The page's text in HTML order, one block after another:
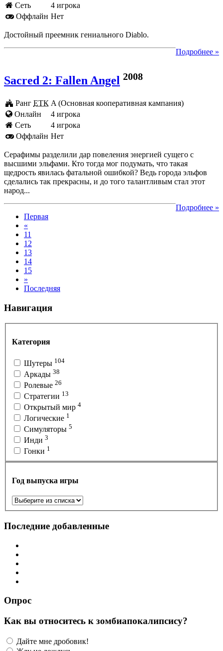
Cеть
4 игрока
Оффлайн Нет
Достойный преемник гениального Diablo.
Подробнее »
Sacred 2: Fallen Angel 2008
Ранг ЕТК A (Основная кооперативная кампания)
Онлайн
4 игрока
Cеть
4 игрока
Оффлайн Нет
Серафимы разделили дар повеления энергией сущего с
высшими эльфами. Кто тогда мог подумать, что такая
щедрость явилась фатальной ошибкой? Ведь города эльфов
сделались так прекрасны, и до того талантливым стал этот
народ...
Подробнее »
Первая
«
11
12
13
14
15
»
Последняя
Навигация
Категория
Шутеры 104
Аркады 38
Ролевые 26
Стратегии 13
Открытый мир 4
Логические 1
Симуляторы 5
Инди 3
Гонки 1
Год выпуска игры
Последние добавленные
Опрос
Как вы относитесь к зомбиапокалипсису?
Дайте мне дробовик!